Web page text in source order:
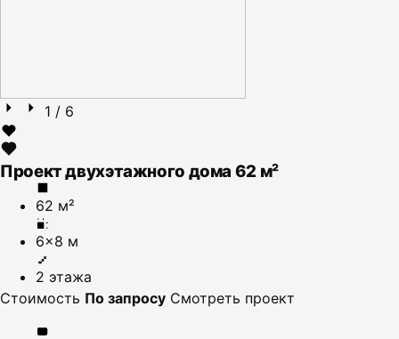
1 / 6
Проект двухэтажного дома 62 м²
62 м²
6×8 м
2 этажа
Стоимость По запросу Смотреть проект